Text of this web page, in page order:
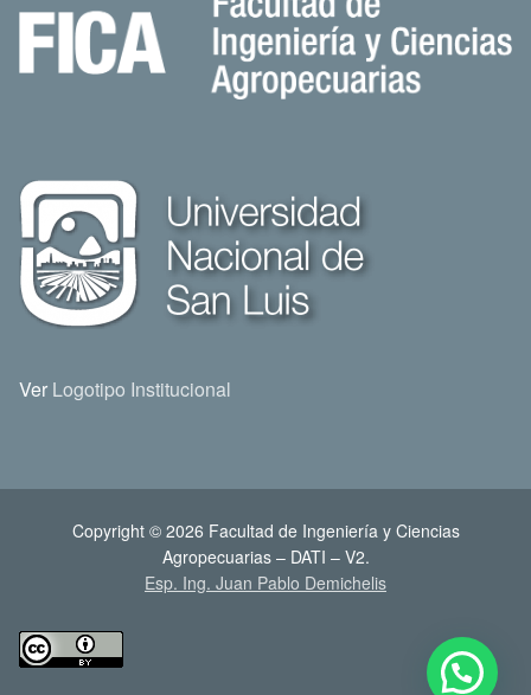
Ver Logotipo Institucional
Copyright © 2026 Facultad de Ingeniería y Ciencias
Agropecuarias – DATI – V2.
Esp. Ing. Juan Pablo Demichelis